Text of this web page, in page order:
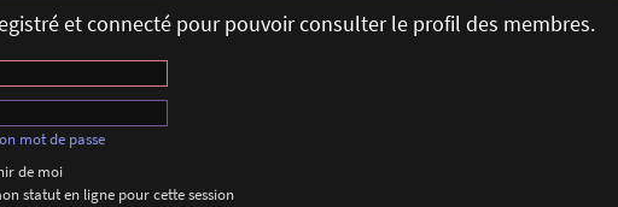
et connecté pour pouvoir consulter le profil des membres.
mot de passe
de moi
statut en ligne pour cette session